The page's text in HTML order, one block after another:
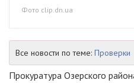
Фото clip.dn.ua
Все новости по теме: Проверки
Прокуратура Озерского